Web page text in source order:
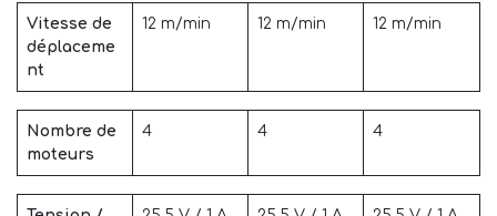
Vitesse de
déplaceme
nt
12 m/min 12 m/min 12 m/min
Nombre de
moteurs
4 4 4